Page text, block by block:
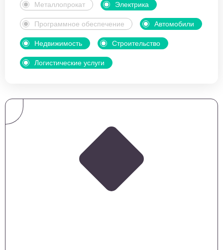
Металлопрокат Электрика
Программное обеспечение Автомобили
Недвижимость Строительство
Логистические услуги